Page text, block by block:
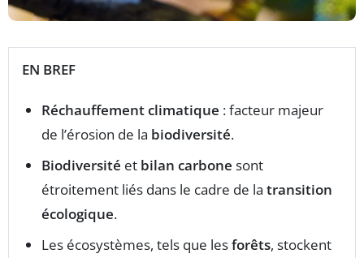
EN BREF
Réchauffement climatique : facteur majeur
de l’érosion de la biodiversité.
Biodiversité et bilan carbone sont
étroitement liés dans le cadre de la transition
écologique.
Les écosystèmes, tels que lesforêts, stockent